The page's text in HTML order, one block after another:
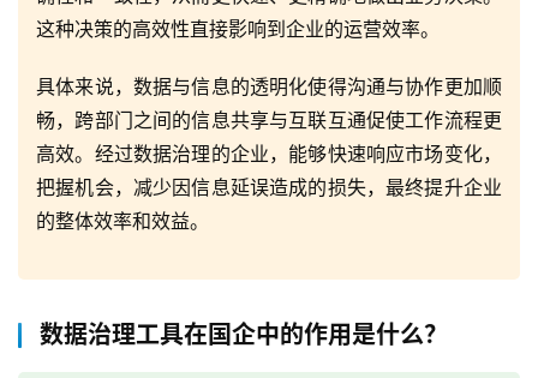
这种决策的高效性直接影响到企业的运营效率。
具体来说，数据与信息的透明化使得沟通与协作更加顺
畅，跨部门之间的信息共享与互联互通促使工作流程更
高效。经过数据治理的企业，能够快速响应市场变化，
把握机会，减少因信息延误造成的损失，最终提升企业
的整体效率和效益。
数据治理工具在国企中的作用是什么？